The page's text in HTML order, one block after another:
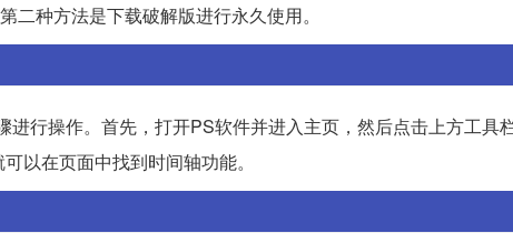
种方法是下载破解版进行永久使用。
行操作。首先，打开PS软件并进入主页，然后点击上方工具
以在页面中找到时间轴功能。